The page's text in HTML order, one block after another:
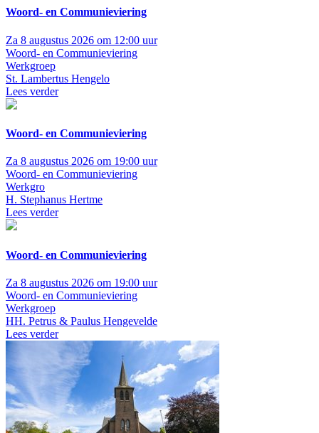
Woord- en Communieviering
Za 8 augustus 2026 om 12:00 uur
Woord- en Communieviering
Werkgroep
St. Lambertus Hengelo
Lees verder
Woord- en Communieviering
Za 8 augustus 2026 om 19:00 uur
Woord- en Communieviering
Werkgro
H. Stephanus Hertme
Lees verder
Woord- en Communieviering
Za 8 augustus 2026 om 19:00 uur
Woord- en Communieviering
Werkgroep
HH. Petrus & Paulus Hengevelde
Lees verder